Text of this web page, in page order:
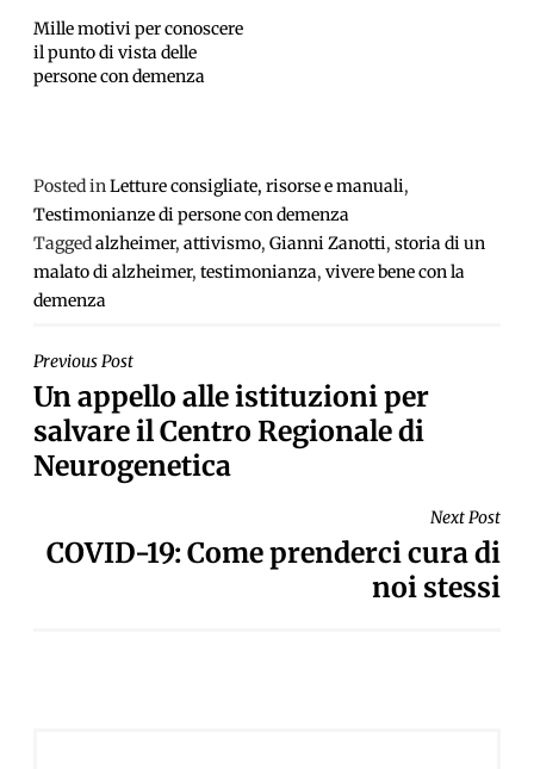
Mille motivi per conoscere
il punto di vista delle
persone con demenza
Posted in Letture consigliate, risorse e manuali,
Testimonianze di persone con demenza
Taggedalzheimer, attivismo, Gianni Zanotti, storia di un
malato di alzheimer, testimonianza, vivere bene con la
demenza
NAVIGAZIONE
ARTICOLI
Previous Post
Un appello alle istituzioni per
salvare il Centro Regionale di
Neurogenetica
Next Post
COVID-19: Come prenderci cura di
noi stessi